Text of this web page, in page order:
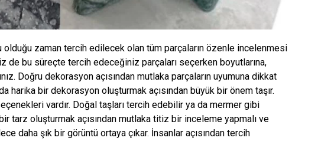
zaman tercih edilecek olan tüm parçaların özenle incelenmesi
de bu süreçte tercih edeceğiniz parçaları seçerken boyutlarına,
Doğru dekorasyon açısından mutlaka parçaların uyumuna dikkat
harika bir dekorasyon oluşturmak açısından büyük bir önem taşır.
vardır. Doğal taşları tercih edebilir ya da mermer gibi
tarz oluşturmak açısından mutlaka titiz bir inceleme yapmalı ve
daha şık bir görüntü ortaya çıkar. İnsanlar açısından tercih